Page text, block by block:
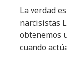
La verdad
narcisistas
obtenemos
cuando